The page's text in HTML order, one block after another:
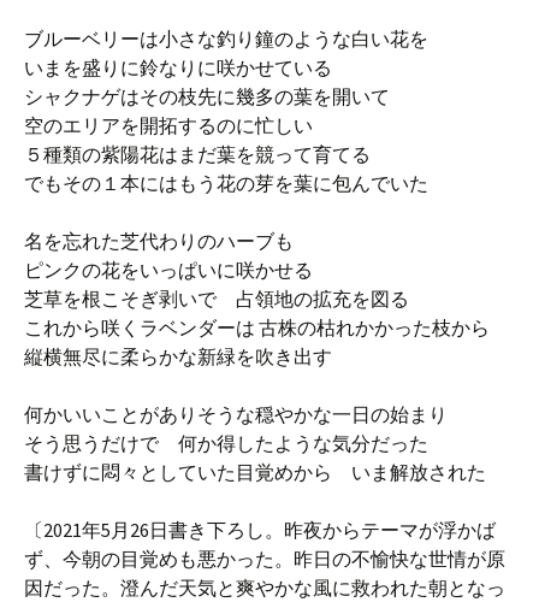
ブルーベリーは小さな釣り鐘のような白い花を
いまを盛りに鈴なりに咲かせている
シャクナゲはその枝先に幾多の葉を開いて
空のエリアを開拓するのに忙しい
５種類の紫陽花はまだ葉を競って育てる
でもその１本にはもう花の芽を葉に包んでいた
名を忘れた芝代わりのハーブも
ピンクの花をいっぱいに咲かせる
芝草を根こそぎ剥いで 占領地の拡充を図る
これから咲くラベンダーは 古株の枯れかかった枝から
縦横無尽に柔らかな新緑を吹き出す
何かいいことがありそうな穏やかな一日の始まり
そう思うだけで 何か得したような気分だった
書けずに悶々としていた目覚めから いま解放された
〔2021年5月26日書き下ろし。昨夜からテーマが浮かば
ず、今朝の目覚めも悪かった。昨日の不愉快な世情が原
因だった。澄んだ天気と爽やかな風に救われた朝となっ